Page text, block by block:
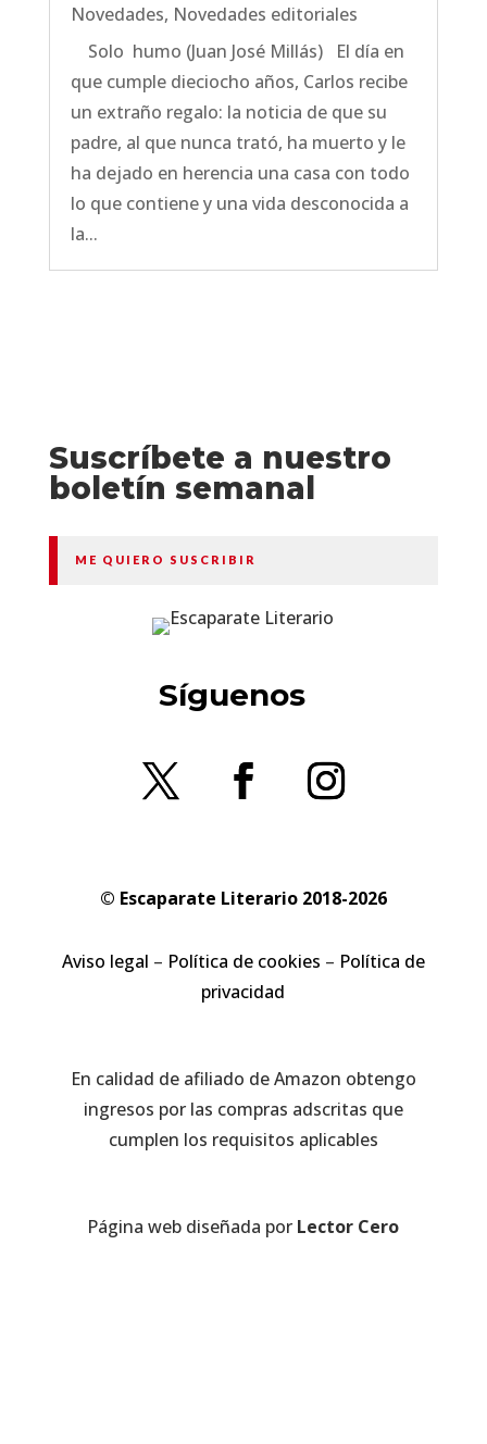
Novedades, Novedades editoriales
Solo humo (Juan José Millás) El día en
que cumple dieciocho años, Carlos recibe
un extraño regalo: la noticia de que su
padre, al que nunca trató, ha muerto y le
ha dejado en herencia una casa con todo
lo que contiene y una vida desconocida a
la...
Suscríbete a nuestro
boletín semanal
ME QUIERO SUSCRIBIR
Síguenos
© Escaparate Literario 2018-2026
Aviso legal – Política de cookies – Política de
privacidad
En calidad de afiliado de Amazon obtengo
ingresos por las compras adscritas que
cumplen los requisitos aplicables
Página web diseñada por Lector Cero